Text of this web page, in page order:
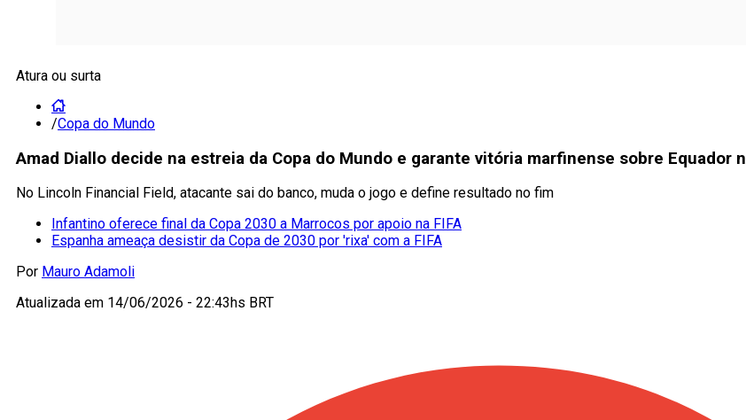
Atura ou surta
/Copa do Mundo
Amad Diallo decide na estreia da Copa do Mundo e garante vitória marfinense sobre Equador
No Lincoln Financial Field, atacante sai do banco, muda o jogo e define resultado no fim
Infantino oferece final da Copa 2030 a Marrocos por apoio na FIFA
Espanha ameaça desistir da Copa de 2030 por 'rixa' com a FIFA
Por Mauro Adamoli
Atualizada em 14/06/2026 - 22:43hs BRT